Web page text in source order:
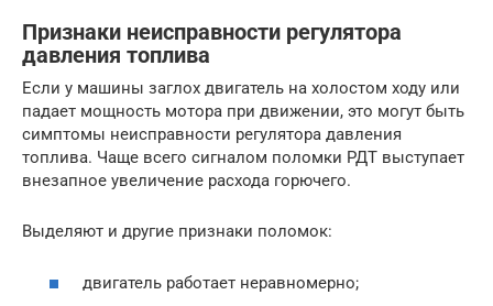
Признаки неисправности регулятора
давления топлива
Если у машины заглох двигатель на холостом ходу или
падает мощность мотора при движении, это могут быть
симптомы неисправности регулятора давления
топлива. Чаще всего сигналом поломки РДТ выступает
внезапное увеличение расхода горючего.
Выделяют и другие признаки поломок:
двигатель работает неравномерно;